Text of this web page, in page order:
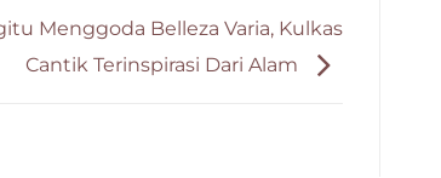
Menggoda Belleza Varia, Kulkas
Cantik Terinspirasi Dari Alam